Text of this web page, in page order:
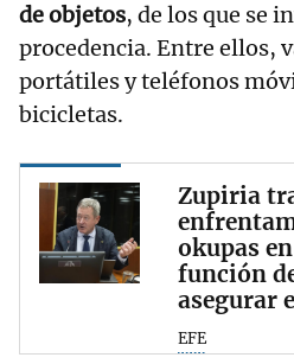
de objetos, de los que se
procedencia. Entre ellos,
portátiles y teléfonos
bicicletas.
Zupiria
okupas
función
asegurar
EFE